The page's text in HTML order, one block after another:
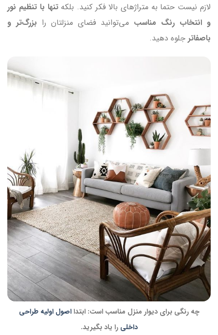
لازم نیست حتما به متراژ‌های بالا فکر کنید. بلکه تنها با تنظیم نور
و انتخاب رنگ مناسب می‌توانید فضای منزلتان را بزرگ‌تر و
باصفاتر جلوه دهید.
چه رنگی برای دیوار منزل مناسب است: ابتدااصول اولیه طراحی
داخلی را یاد بگیرید.